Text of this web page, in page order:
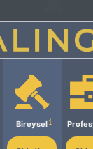
Bireysel